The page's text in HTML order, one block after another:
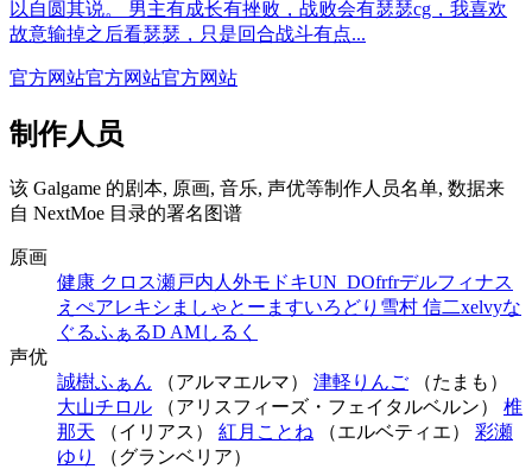
以自圆其说。 男主有成长有挫败，战败会有瑟瑟cg，我喜欢
故意输掉之后看瑟瑟，只是回合战斗有点...
官方网站官方网站官方网站
制作人员
该 Galgame 的剧本, 原画, 音乐, 声优等制作人员名单, 数据来
自 NextMoe 目录的署名图谱
原画
健康 クロス瀬戸内 人外モドキUN_DOfrfrデルフィナス
えぺアレキシ ましゃ とーますいろどり 雪村 信二xelvyな
ぐるふぁるD AMしるく
声优
誠樹ふぁん （アルマエルマ） 津軽りんご （たまも）
大山チロル （アリスフィーズ・フェイタルベルン） 椎
那天 （イリアス） 紅月ことね （エルベティエ） 彩瀬
ゆり
（グランベリア）